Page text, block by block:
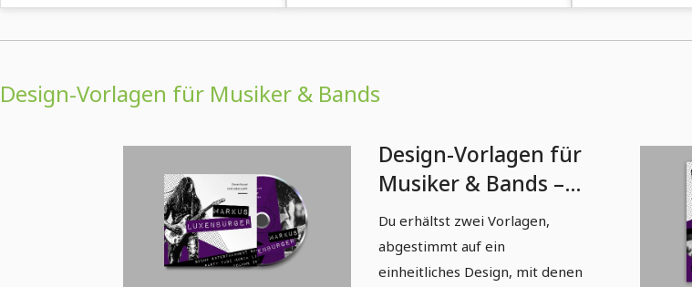
Design-Vorlagen für Musiker & Bands
Design-Vorlagen für
Musiker & Bands –
Vol. 1: CD-Cover, CD-
Label
Du erhältst zwei Vorlagen,
abgestimmt auf ein
einheitliches Design, mit denen